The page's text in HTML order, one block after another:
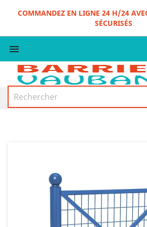
COMMANDEZ EN LIGNE 24 H/24
SÉCURISÉS
